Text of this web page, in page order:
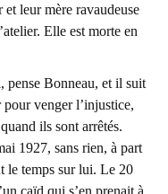
leur mère ravaudeuse
Elle est morte en
pense Bonneau, et il suit
venger l’injustice,
ils sont arrêtés.
1927, sans rien, à part
le temps sur lui. Le 20